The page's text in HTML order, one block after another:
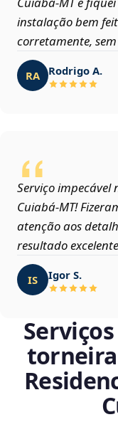
instalação bem
corretamente,
RA Rodrigo A.
Serviço impecável
Cuiabá‑MT!
atenção aos
resultado
IS Igor S.